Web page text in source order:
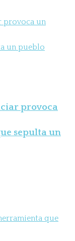
provoca
sepulta un